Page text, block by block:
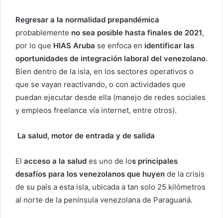
Regresar a la normalidad prepandémica
probablemente no sea posible hasta finales de 2021,
por lo que HIAS Aruba se enfoca en identificar las
oportunidades de integración laboral del venezolano.
Bien dentro de la isla, en los sectores operativos o
que se vayan reactivando, o con actividades que
puedan ejecutar desde ella (manejo de redes sociales
y empleos freelance vía internet, entre otros).
La salud, motor de entrada y de salida
El acceso a la salud es uno de los principales
desafíos para los venezolanos que huyen de la crisis
de su país a esta isla, ubicada a tan solo 25 kilómetros
al norte de la península venezolana de Paraguaná.